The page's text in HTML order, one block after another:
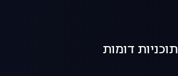
תוכניות דומות